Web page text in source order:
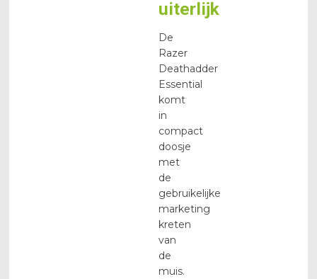
uiterlijk
De
Razer
Deathadder
Essential
komt
in
compact
doosje
met
de
gebruikelijke
marketing
kreten
van
de
muis.